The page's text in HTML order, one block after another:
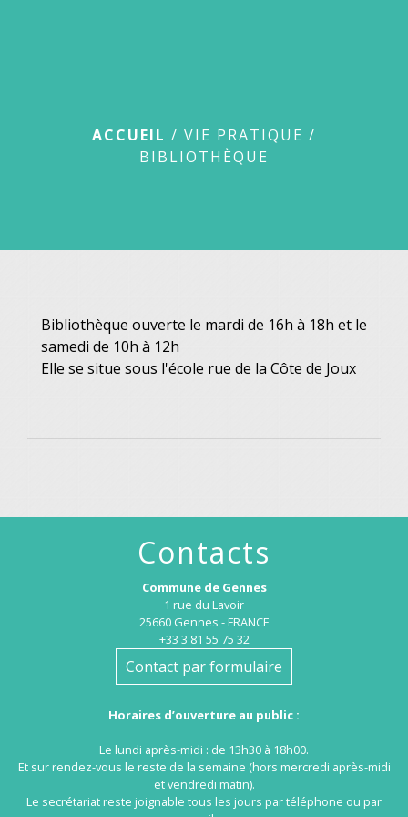
ACCUEIL / VIE PRATIQUE /
BIBLIOTHÈQUE
Bibliothèque ouverte le mardi de 16h à 18h et le
samedi de 10h à 12h
Elle se situe sous l'école rue de la Côte de Joux
Contacts
Commune de Gennes
1 rue du Lavoir
25660 Gennes - FRANCE
+33 3 81 55 75 32
Contact par formulaire
Horaires d’ouverture au public :
Le lundi après-midi : de 13h30 à 18h00.
Et sur rendez-vous le reste de la semaine (hors mercredi après-midi
et vendredi matin).
Le secrétariat reste joignable tous les jours par téléphone ou par